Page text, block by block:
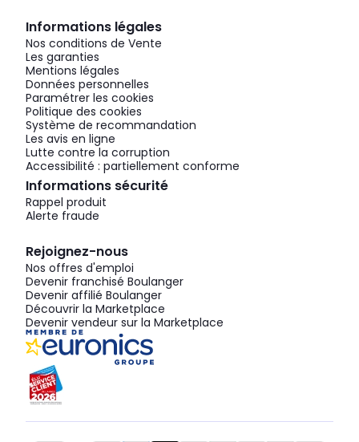
Informations légales
Nos conditions de Vente
Les garanties
Mentions légales
Données personnelles
Paramétrer les cookies
Politique des cookies
Système de recommandation
Les avis en ligne
Lutte contre la corruption
Accessibilité : partiellement conforme
Informations sécurité
Rappel produit
Alerte fraude
Rejoignez-nous
Nos offres d'emploi
Devenir franchisé Boulanger
Devenir affilié Boulanger
Découvrir la Marketplace
Devenir vendeur sur la Marketplace